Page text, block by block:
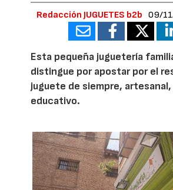
Redacción JUGUETES b2b 09/
Esta pequeña juguetería
distingue por apostar por el
juguete de siempre,
educativo.